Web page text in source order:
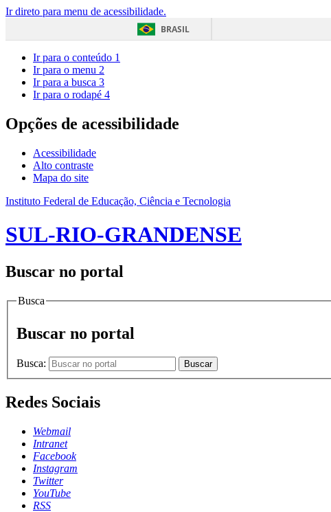
Ir direto para menu de acessibilidade.
BRASIL
Ir para o conteúdo 1
Ir para o menu 2
Ir para a busca 3
Ir para o rodapé 4
Opções de acessibilidade
Acessibilidade
Alto contraste
Mapa do site
Instituto Federal de Educação, Ciência e Tecnologia
SUL-RIO-GRANDENSE
Buscar no portal
Busca
Buscar no portal
Busca: Buscar
Redes Sociais
Webmail
Intranet
Facebook
Instagram
Twitter
YouTube
RSS